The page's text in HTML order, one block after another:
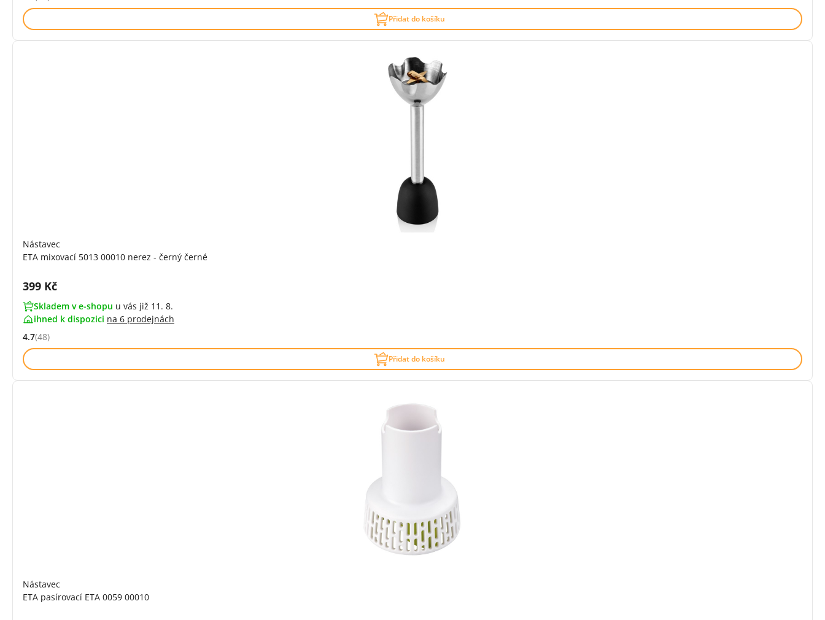
Přidat do košíku
Nástavec
ETA mixovací 5013 00010 nerez - černý černé
Cena s DPH:
399 Kč
Skladem v e-shopu u vás již 11. 8.
ihned k dispozici na 6 prodejnách
Hodnocení: 4.7 z 5 (48 recenzí)
4.7(48)
Přidat do košíku
Nástavec
ETA pasírovací ETA 0059 00010